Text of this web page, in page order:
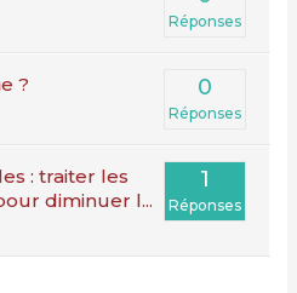
Réponses
? 0
Réponses
: traiter les
diminuer l...
1
Réponses